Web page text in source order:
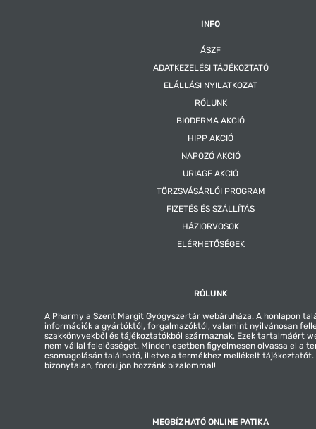
INFO
ÁSZF
ADATKEZELÉSI TÁJÉKOZTATÓ
ELÁLLÁSI NYILATKOZAT
RÓLUNK
BIODERMA AKCIÓ
HIPP AKCIÓ
NAPOZÓ AKCIÓ
URIAGE AKCIÓ
TÖRZSVÁSÁRLÓI PROGRAM
FIZETÉS ÉS SZÁLLÍTÁS
HÁZIORVOSOK
ELÉRHETŐSÉGEK
RÓLUNK
A Pharmy a Szent Margit Gyógyszertár webáruháza. A honlapon
információk a gyártóktól, forgalmazóktól, valamint nyilvánosan
szakkönyvekből és tájékoztatókból származnak. Ezek tartalmáért
nem vállal felelősséget. Minden esetben figyelmesen olvassa el a
csomagolásán található, illetve a termékhez mellékelt tájékoztatót.
bizonytalan, forduljon hozzánk bizalommal!
MEGBÍZHATÓ ONLINE PATIKA